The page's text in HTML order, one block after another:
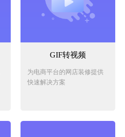
GIF转视频
为电商平台的网店装修提供
快速解决方案